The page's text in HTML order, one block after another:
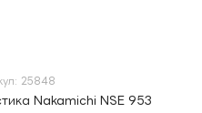
25848
Nakamichi NSE 953